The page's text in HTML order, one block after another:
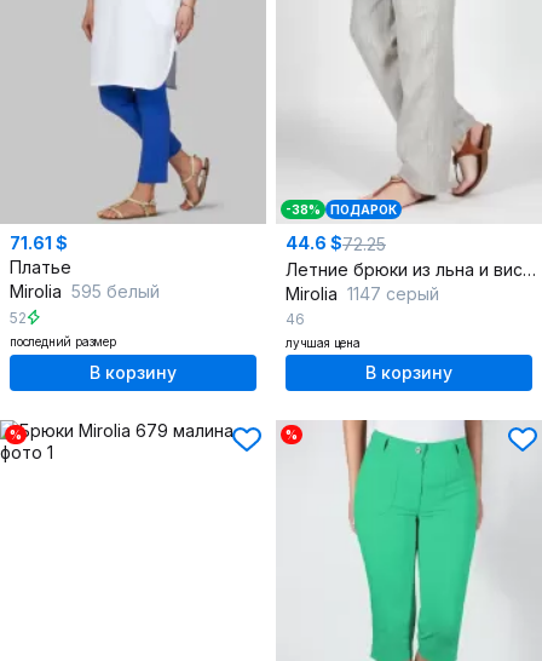
71.61 $
Платье
Mirolia 595 белый
52
последний размер
В корзину
-38% ПОДАРОК
44.6 $72.25
Летние брюки из льна и вискозы свободного кроя
Mirolia 1147 серый
46
лучшая цена
В корзину
% %